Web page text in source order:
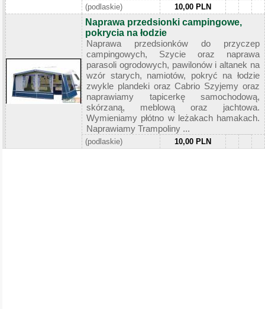
(podlaskie) 10,00 PLN
Naprawa przedsionki campingowe,
pokrycia na łodzie
Naprawa przedsionków do przyczep
campingowych, Szycie oraz naprawa
parasoli ogrodowych, pawilonów i altanek na
wzór starych, namiotów, pokryć na łodzie
zwykle plandeki oraz Cabrio Szyjemy oraz
naprawiamy tapicerkę samochodową,
skórzaną, meblową oraz jachtowa.
Wymieniamy płótno w leżakach hamakach.
Naprawiamy Trampoliny ...
(podlaskie) 10,00 PLN